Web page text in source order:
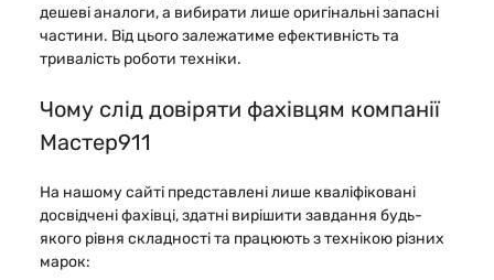
дешеві аналоги, а вибирати лише оригінальні запасні
частини. Від цього залежатиме ефективність та
тривалість роботи техніки.
Чому слід довіряти фахівцям компанії
Мастер911
На нашому сайті представлені лише кваліфіковані
досвідчені фахівці, здатні вирішити завдання будь-
якого рівня складності та працюють з технікою різних
марок: